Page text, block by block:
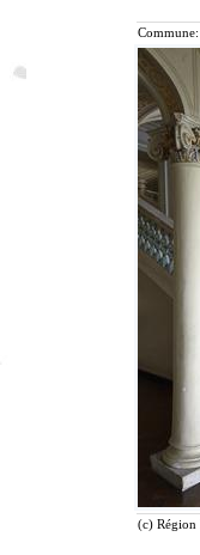
(c) Région